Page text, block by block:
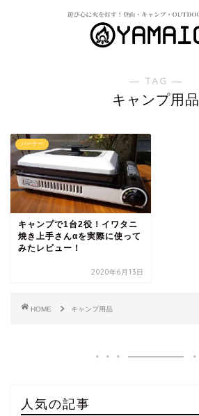
― TAG ―
キャンプ用品
バーナー
キャンプで1台2役！イワタニ
焼き上手さんαを実際に使って
みたレビュー！
2020年6月13日
HOME キャンプ用品
人気の記事